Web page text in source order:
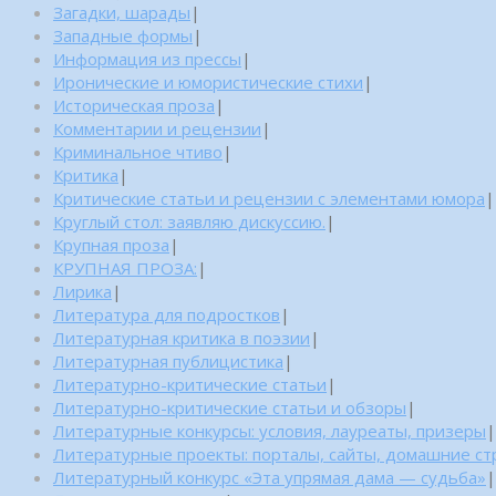
Загадки, шарады |
Западные формы |
Информация из прессы |
Иронические и юмористические стихи |
Историческая проза |
Комментарии и рецензии |
Криминальное чтиво |
Критика |
Критические статьи и рецензии с элементами юмора |
Круглый стол: заявляю дискуссию. |
Крупная проза |
КРУПНАЯ ПРОЗА: |
Лирика |
Литература для подростков |
Литературная критика в поэзии |
Литературная публицистика |
Литературно-критические статьи |
Литературно-критические статьи и обзоры |
Литературные конкурсы: условия, лауреаты, призеры |
Литературные проекты: порталы, сайты, домашние
Литературный конкурс «Эта упрямая дама — судьба» |